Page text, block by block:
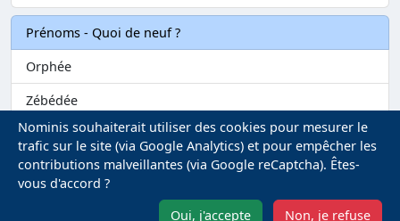
Prénoms - Quoi de neuf ?
Orphée
Zébédée
Melvil
Matilin
Nominis souhaiterait utiliser des cookies pour mesurer le
trafic sur le site (via Google Analytics) et pour empêcher les
contributions malveillantes (via Google reCaptcha). Êtes-
vous d'accord ?
Oui, j'accepte
Non, je refuse